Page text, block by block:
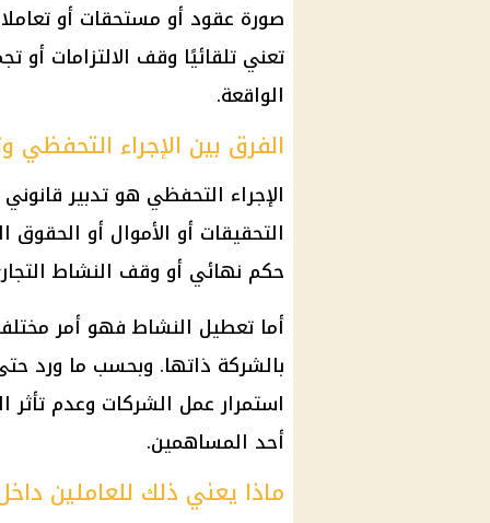
صورة عقود أو مستحقات أو تعاملات
تعني تلقائيًا وقف الالتزامات أو
الواقعة.
الفرق بين الإجراء
الإجراء التحفظي هو تدبير
التحقيقات أو الأموال أو الحقوق
حكم نهائي أو وقف النشاط
أما تعطيل النشاط فهو أمر
بالشركة ذاتها. وبحسب ما ورد
استمرار عمل الشركات وعدم تأثر
أحد المساهمين.
ماذا يعني ذلك للعاملين